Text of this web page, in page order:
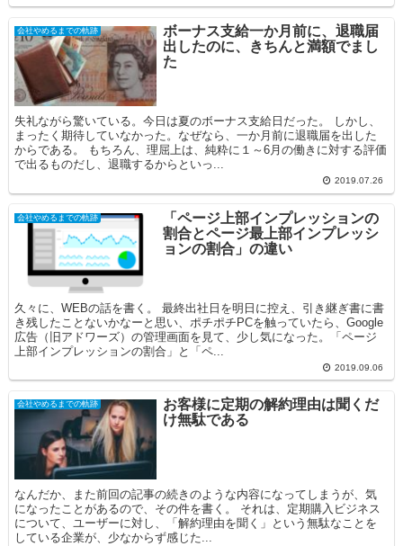
会社やめるまでの軌跡
ボーナス支給一か月前に、退職届
出したのに、きちんと満額でまし
た
失礼ながら驚いている。今日は夏のボーナス支給日だった。 しかし、
まったく期待していなかった。なぜなら、一か月前に退職届を出した
からである。 もちろん、理屈上は、純粋に１～6月の働きに対する評価
で出るものだし、退職するからといっ...
2019.07.26
会社やめるまでの軌跡
「ページ上部インプレッションの
割合とページ最上部インプレッシ
ョンの割合」の違い
久々に、WEBの話を書く。 最終出社日を明日に控え、引き継ぎ書に書
き残したことないかなーと思い、ポチポチPCを触っていたら、Google
広告（旧アドワーズ）の管理画面を見て、少し気になった。「ページ
上部インプレッションの割合」と「ペ...
2019.09.06
会社やめるまでの軌跡
お客様に定期の解約理由は聞くだ
け無駄である
なんだか、また前回の記事の続きのような内容になってしまうが、気
になったことがあるので、その件を書く。 それは、定期購入ビジネス
について、ユーザーに対し、「解約理由を聞く」という無駄なことを
している企業が、少なからず感じた...